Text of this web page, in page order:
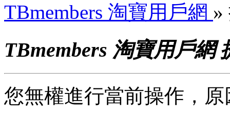
TBmembers 淘寶用戶網 »
TBmembers 淘寶用戶網
您無權進行當前操作，